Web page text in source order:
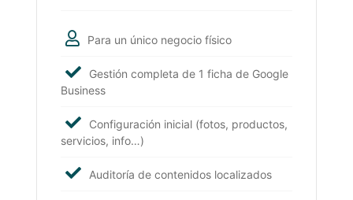
Para un único negocio físico
Gestión completa de 1 ficha de Google
Business
Configuración inicial (fotos, productos,
servicios, info…)
Auditoría de contenidos localizados